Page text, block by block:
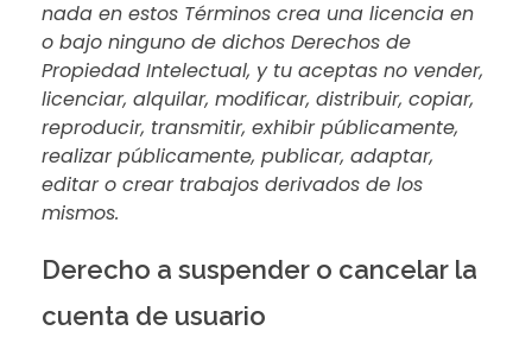
nada en estos Términos crea una licencia en
o bajo ninguno de dichos Derechos de
Propiedad Intelectual, y tu aceptas no vender,
licenciar, alquilar, modificar, distribuir, copiar,
reproducir, transmitir, exhibir públicamente,
realizar públicamente, publicar, adaptar,
editar o crear trabajos derivados de los
mismos.
Derecho a suspender o cancelar la
cuenta de usuario